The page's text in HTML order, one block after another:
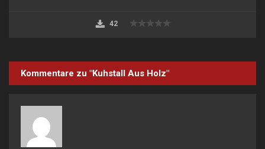
42
Kommentare zu "Kuhstall Aus Holz"